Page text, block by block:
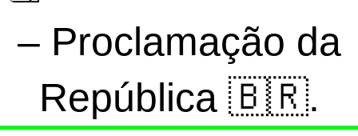
– Proclamação da
República 🇧🇷.